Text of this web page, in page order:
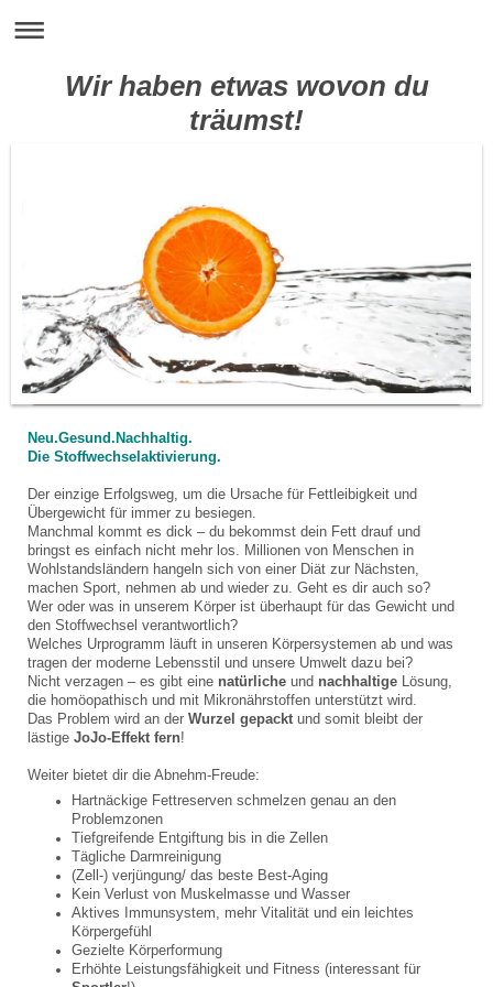
Wir haben etwas wovon du
träumst!
Neu.Gesund.Nachhaltig.
Die Stoffwechselaktivierung.
Der einzige Erfolgsweg, um die Ursache für Fettleibigkeit und
Übergewicht für immer zu besiegen.
Manchmal kommt es dick – du bekommst dein Fett drauf und
bringst es einfach nicht mehr los. Millionen von Menschen in
Wohlstandsländern hangeln sich von einer Diät zur Nächsten,
machen Sport, nehmen ab und wieder zu. Geht es dir auch so?
Wer oder was in unserem Körper ist überhaupt für das Gewicht und
den Stoffwechsel verantwortlich?
Welches Urprogramm läuft in unseren Körpersystemen ab und was
tragen der moderne Lebensstil und unsere Umwelt dazu bei?
Nicht verzagen – es gibt eine natürliche und nachhaltige Lösung,
die homöopathisch und mit Mikronährstoffen unterstützt wird.
Das Problem wird an der Wurzel gepackt und somit bleibt der
lästige JoJo-Effekt fern!
Weiter bietet dir die Abnehm-Freude:
Hartnäckige Fettreserven schmelzen genau an den
Problemzonen
Tiefgreifende Entgiftung bis in die Zellen
Tägliche Darmreinigung
(Zell-) verjüngung/ das beste Best-Aging
Kein Verlust von Muskelmasse und Wasser
Aktives Immunsystem, mehr Vitalität und ein leichtes
Körpergefühl
Gezielte Körperformung
Erhöhte Leistungsfähigkeit und Fitness (interessant für